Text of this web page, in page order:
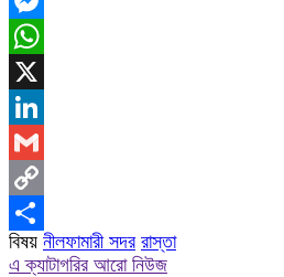
Messenger
WhatsApp
X
LinkedIn
Gmail
Copy
Link
Share
বিষয় নীলফামারী সদর রাস্তা
এ ক্যাটাগরির আরো নিউজ